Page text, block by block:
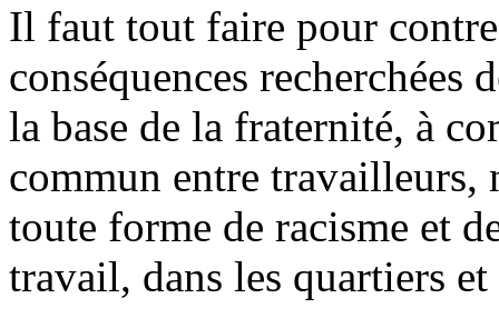
Il faut tout faire pour
conséquences recherchées
la base de la fraternité, à
commun entre travailleurs,
toute forme de racisme et
travail, dans les quartiers